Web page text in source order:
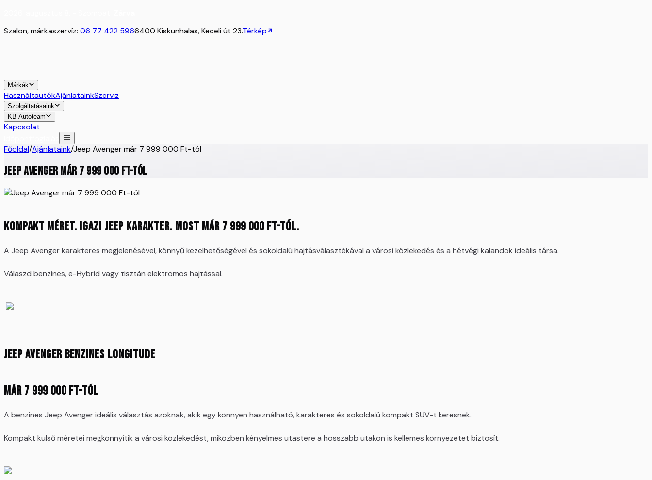
Szalon, márkaszervíz: 06 77 422 5966400 Kiskunhalas, Keceli út 23.Térkép
Márkák
HasználtautókAjánlatainkSzerviz
Szolgáltatásaink
KB Autoteam
Kapcsolat
Főoldal/Ajánlataink/Jeep Avenger már 7 999 000 Ft-tól
Jeep Avenger már 7 999 000 Ft-tól
Kompakt méret. Igazi Jeep karakter. Most már 7 999 000 Ft-tól.
A Jeep Avenger karakteres megjelenésével, könnyű kezelhetőségével és sokoldalú hajtásválasztékával a városi közlekedés és a hétvégi kalandok ideális társa.
Válaszd benzines, e-Hybrid vagy tisztán elektromos hajtással.
Jeep Avenger benzines Longitude
Már 7 999 000 Ft-tól
A benzines Jeep Avenger ideális választás azoknak, akik egy könnyen használható, karakteres és sokoldalú kompakt SUV-t keresnek.
Kompakt külső méretei megkönnyítik a városi közlekedést, miközben kényelmes utastere a hosszabb utakon is kellemes környezetet biztosít.